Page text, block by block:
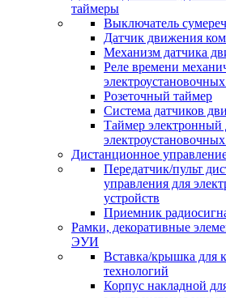
таймеры
Выключатель
Датчик движения
Механизм датчика
Реле времени
Розеточный таймер
Система датчиков
Таймер электронный
Дистанционное
Передатчик/пульт
управления для
устройств
Приемник
Рамки, декоративные
ЭУИ
Вставка/крышка для
технологий
Корпус накладной